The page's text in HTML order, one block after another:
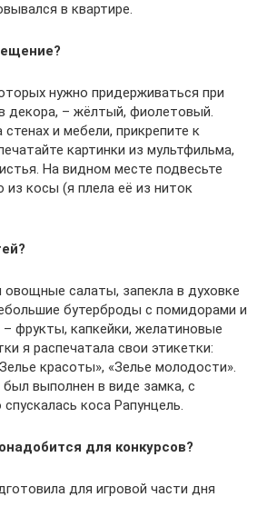
в квартире.
нужно придерживаться при
декора, – жёлтый, фиолетовый.
стенах и мебели, прикрепите к
картинки из мультфильма,
На видном месте подвесьте
из косы (я плела её из ниток
овощные салаты, запекла в духовке
бутерброды с помидорами и
фрукты, капкейки, желатиновые
я распечатала свои этикетки:
красоты», «Зелье молодости».
выполнен в виде замка, с
коса Рапунцель.
для конкурсов?
для игровой части дня